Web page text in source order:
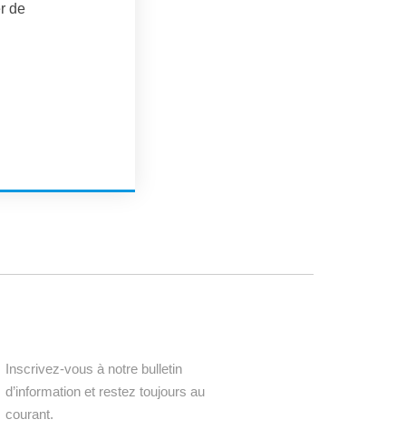
de
Inscrivez-vous à notre bulletin
d’information et restez toujours au
courant.